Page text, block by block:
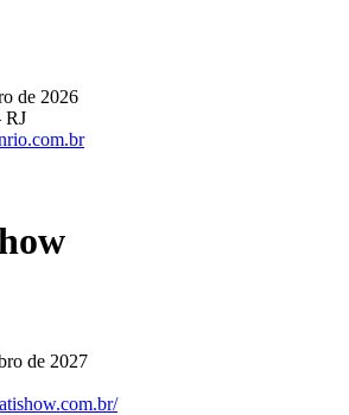
de 2026
RJ
de 2027